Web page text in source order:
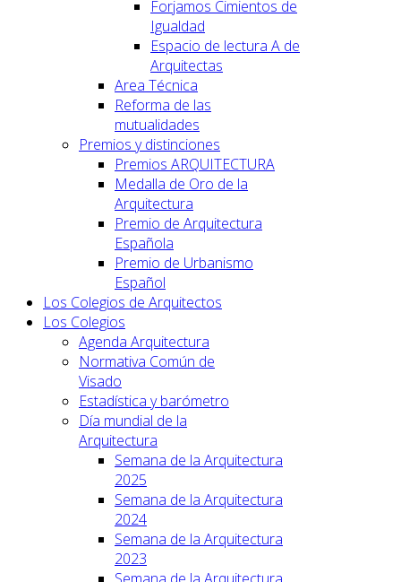
Forjamos Cimientos de
Igualdad
Espacio de lectura A de
Arquitectas
Area Técnica
Reforma de las
mutualidades
Premios y distinciones
Premios ARQUITECTURA
Medalla de Oro de la
Arquitectura
Premio de Arquitectura
Española
Premio de Urbanismo
Español
Los Colegios de Arquitectos
Los Colegios
Agenda Arquitectura
Normativa Común de
Visado
Estadística y barómetro
Día mundial de la
Arquitectura
Semana de la Arquitectura
2025
Semana de la Arquitectura
2024
Semana de la Arquitectura
2023